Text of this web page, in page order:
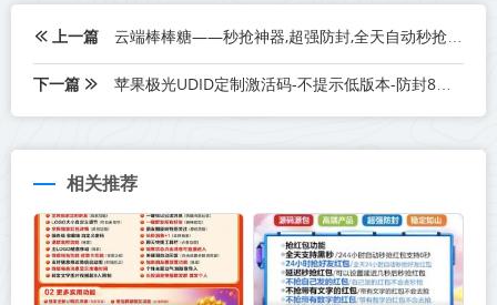
上一篇 云端棒棒糖——秒抢神器,超强防封,全天自动秒抢群红包
下一篇 苹果极光UDID定制激活码-不提示低版本-防封8开版本(1)
相关推荐